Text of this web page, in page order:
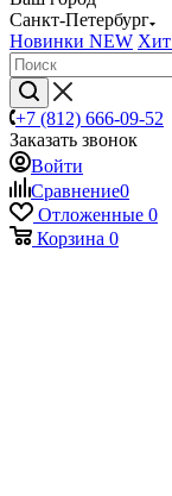
Санкт-Петербург
Новинки NEW Хит
+7 (812) 666-09-52
Заказать звонок
Войти
Сравнение0
Отложенные 0
Корзина 0